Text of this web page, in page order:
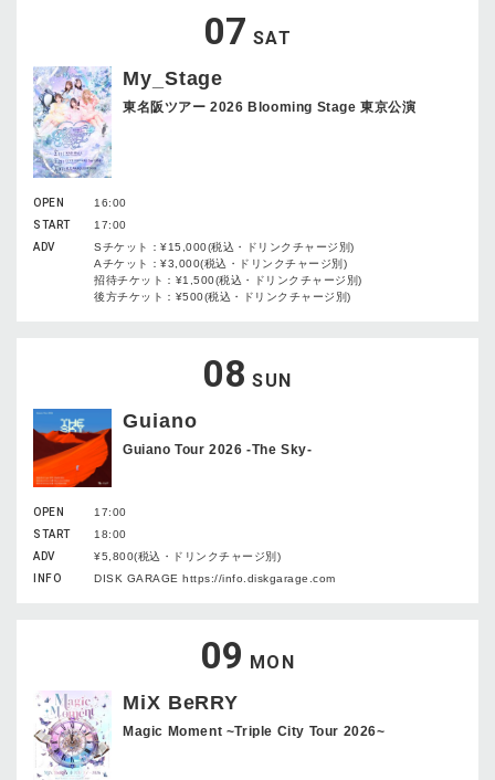
07 SAT
My_Stage
東名阪ツアー 2026 Blooming Stage 東京公演
OPEN
16:00
START
17:00
ADV
Sチケット：¥15,000(税込・ドリンクチャージ別)
Aチケット：¥3,000(税込・ドリンクチャージ別)
招待チケット：¥1,500(税込・ドリンクチャージ別)
後方チケット：¥500(税込・ドリンクチャージ別)
08 SUN
Guiano
Guiano Tour 2026 -The Sky-
OPEN
17:00
START
18:00
ADV
¥5,800(税込・ドリンクチャージ別)
INFO
DISK GARAGE https://info.diskgarage.com
09 MON
MiX BeRRY
Magic Moment ~Triple City Tour 2026~